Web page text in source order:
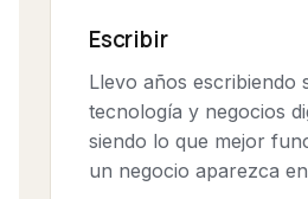
Escribir
Llevo años escribiendo
tecnología y negocios
siendo lo que mejor
un negocio aparezca